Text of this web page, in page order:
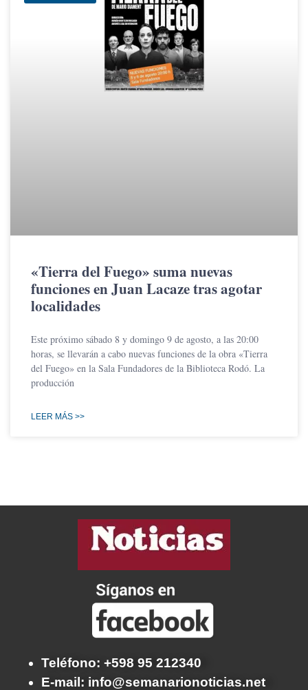
«Tierra del Fuego» suma nuevas
funciones en Juan Lacaze tras agotar
localidades
Este próximo sábado 8 y domingo 9 de agosto, a las 20:00
horas, se llevarán a cabo nuevas funciones de la obra «Tierra
del Fuego» en la Sala Fundadores de la Biblioteca Rodó. La
producción
LEER MÁS >>
Teléfono: +598 95 212340
E-mail: info@semanarionoticias.net